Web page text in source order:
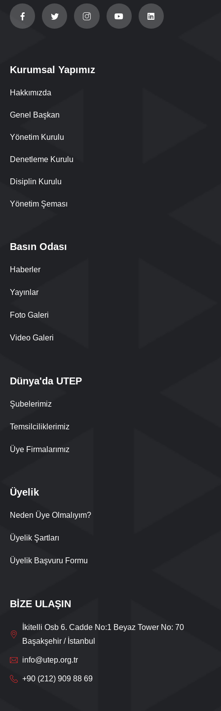
Kurumsal Yapımız
Hakkımızda
Genel Başkan
Yönetim Kurulu
Denetleme Kurulu
Disiplin Kurulu
Yönetim Şeması
Basın Odası
Haberler
Yayınlar
Foto Galeri
Video Galeri
Dünya'da UTEP
Şubelerimiz
Temsilciliklerimiz
Üye Firmalarımız
Üyelik
Neden Üye Olmalıyım?
Üyelik Şartları
Üyelik Başvuru Formu
BİZE ULAŞIN
İkitelli Osb 6. Cadde No:1 Beyaz Tower No: 70
Başakşehir / İstanbul
info@utep.org.tr
+90 (212) 909 88 69